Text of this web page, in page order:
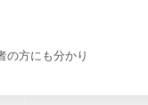
の方にも分かり